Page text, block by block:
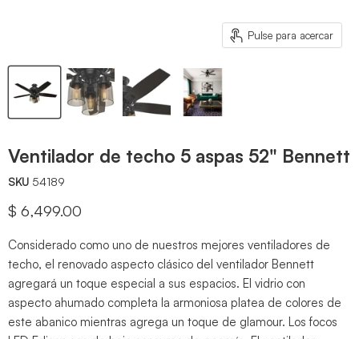
Pulse para acercar
Ventilador de techo 5 aspas 52" Bennett
SKU 54189
Precio actual
$ 6,499.00
Considerado como uno de nuestros mejores ventiladores de
techo, el renovado aspecto clásico del ventilador Bennett
agregará un toque especial a sus espacios. El vidrio con
aspecto ahumado completa la armoniosa platea de colores de
este abanico mientras agrega un toque de glamour. Los focos